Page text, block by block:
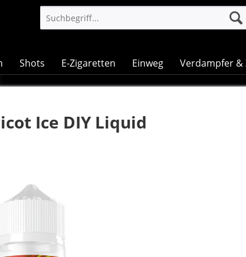
Shots E-Zigaretten Einweg Verdampfer &
Ice DIY Liquid